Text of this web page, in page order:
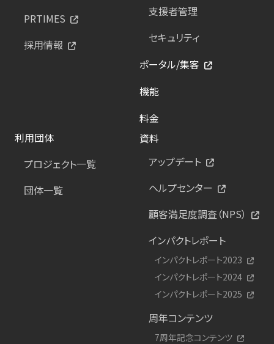
PRTIMES
採用情報
支援者管理
セキュリティ
ポータル/集客
機能
料金
利用団体
プロジェクト一覧
団体一覧
資料
アップデート
ヘルプセンター
顧客満足度調査（NPS）
インパクトレポート
インパクトレポート2023
インパクトレポート2024
インパクトレポート2025
周年コンテンツ
7周年記念コンテンツ